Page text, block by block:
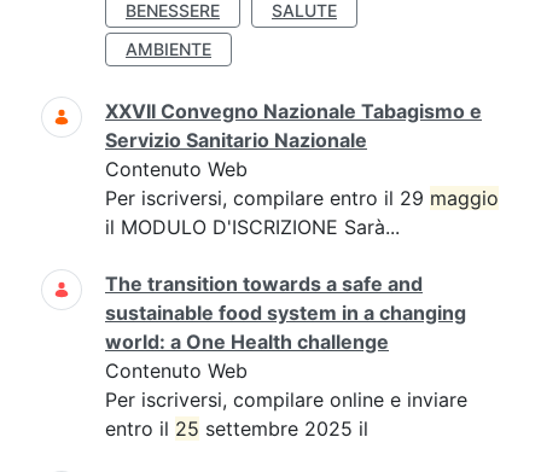
BENESSERE
SALUTE
AMBIENTE
XXVII Convegno Nazionale Tabagismo e
Servizio Sanitario Nazionale
Contenuto Web
Per iscriversi, compilare entro il 29 maggio
il MODULO D'ISCRIZIONE Sarà...
The transition towards a safe and
sustainable food system in a changing
world: a One Health challenge
Contenuto Web
Per iscriversi, compilare online e inviare
entro il 25 settembre 2025 il